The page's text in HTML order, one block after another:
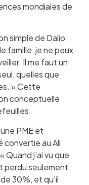
mondiales de
simple de Dalio :
famille, je ne peux
Il me faut un
quelles que
» Cette
conceptuelle
PME et
convertie au All
Quand j’ai vu que
perdu seulement
30%, et qu’il